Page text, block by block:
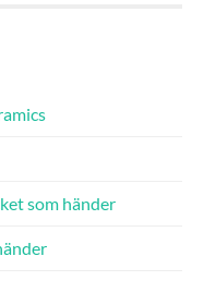
som händer